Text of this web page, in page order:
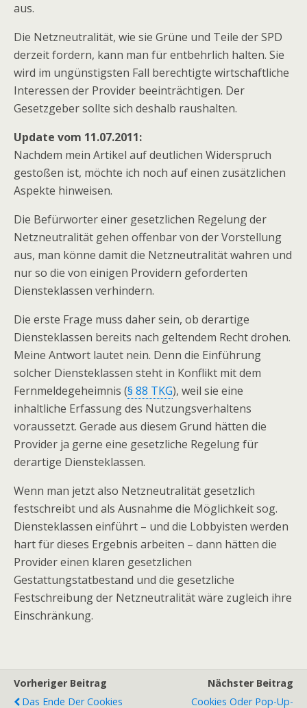
aus.
Die Netzneutralität, wie sie Grüne und Teile der SPD
derzeit fordern, kann man für entbehrlich halten. Sie
wird im ungünstigsten Fall berechtigte wirtschaftliche
Interessen der Provider beeinträchtigen. Der
Gesetzgeber sollte sich deshalb raushalten.
Update vom 11.07.2011:
Nachdem mein Artikel auf deutlichen Widerspruch
gestoßen ist, möchte ich noch auf einen zusätzlichen
Aspekte hinweisen.
Die Befürworter einer gesetzlichen Regelung der
Netzneutralität gehen offenbar von der Vorstellung
aus, man könne damit die Netzneutralität wahren und
nur so die von einigen Providern geforderten
Diensteklassen verhindern.
Die erste Frage muss daher sein, ob derartige
Diensteklassen bereits nach geltendem Recht drohen.
Meine Antwort lautet nein. Denn die Einführung
solcher Diensteklassen steht in Konflikt mit dem
Fernmeldegeheimnis (§ 88 TKG), weil sie eine
inhaltliche Erfassung des Nutzungsverhaltens
voraussetzt. Gerade aus diesem Grund hätten die
Provider ja gerne eine gesetzliche Regelung für
derartige Diensteklassen.
Wenn man jetzt also Netzneutralität gesetzlich
festschreibt und als Ausnahme die Möglichkeit sog.
Diensteklassen einführt – und die Lobbyisten werden
hart für dieses Ergebnis arbeiten – dann hätten die
Provider einen klaren gesetzlichen
Gestattungstatbestand und die gesetzliche
Festschreibung der Netzneutralität wäre zugleich ihre
Einschränkung.
Vorheriger Beitrag
Das Ende Der Cookies
Nächster Beitrag
Cookies Oder Pop-Up-